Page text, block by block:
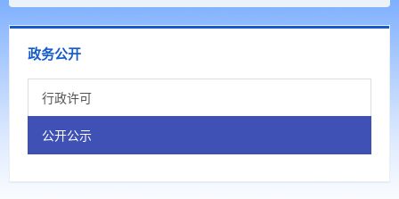
政务公开
行政许可
公开公示